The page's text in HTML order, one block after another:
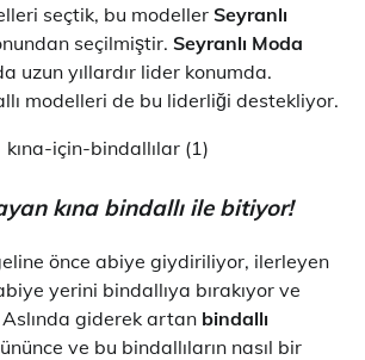
seçtik, bu modeller Seyranlı
seçilmiştir. Seyranlı Moda
uzun yıllardır lider konumda.
modelleri de bu liderliği destekliyor.
kına bindallı ile bitiyor!
önce abiye giydiriliyor, ilerleyen
yerini bindallıya bırakıyor ve
Aslında giderek artan bindallı
ve bu bindallıların nasıl bir